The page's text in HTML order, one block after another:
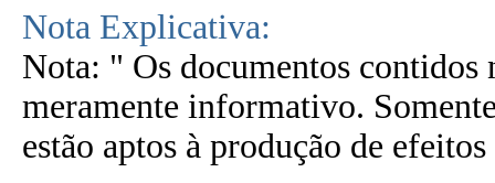
Nota Explicativa:
Nota: " Os documentos contidos
meramente informativo.
estão aptos à produção de